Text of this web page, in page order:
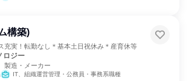
構築)
充実！転勤なし＊基本土日祝休み＊産育休等
ロジー
製造・メーカー
IT、組織運営管理・公務員・事務系職種